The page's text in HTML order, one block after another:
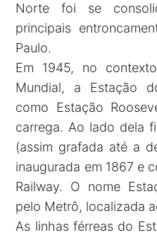
Norte foi se
principais
Paulo.
Em 1945, no
Mundial, a Estação
como Estação
carrega. Ao lado dela
(assim grafada até a
inaugurada em 1867 e
Railway. O nome
pelo Metrô, localizada
As linhas férreas do